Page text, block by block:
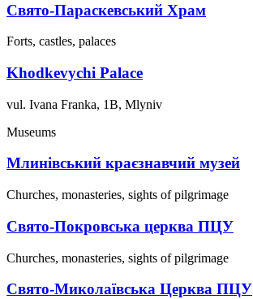
Свято-Параскевський Храм
Forts, castles, palaces
Khodkevychi Palace
vul. Ivana Franka, 1B, Mlyniv
Museums
Млинівський краєзнавчий музей
Churches, monasteries, sights of pilgrimage
Свято-Покровська церква ПЦУ
Churches, monasteries, sights of pilgrimage
Свято-Миколаївська Церква ПЦУ